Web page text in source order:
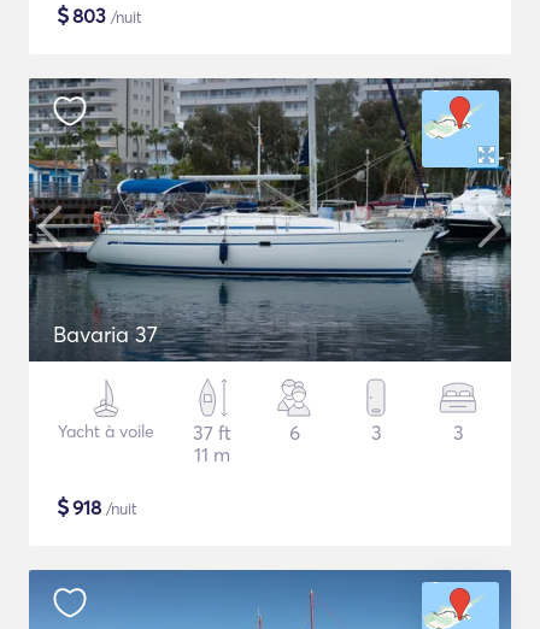
$803 /nuit
Bavaria 37
Yacht à voile
37 ft
11 m
6 3 3
$918 /nuit